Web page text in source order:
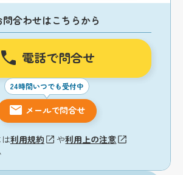
問合わせはこちらから
電話で問合せ
24時間いつでも受付中
メールで問合せ
利用規約 や利用上の注意